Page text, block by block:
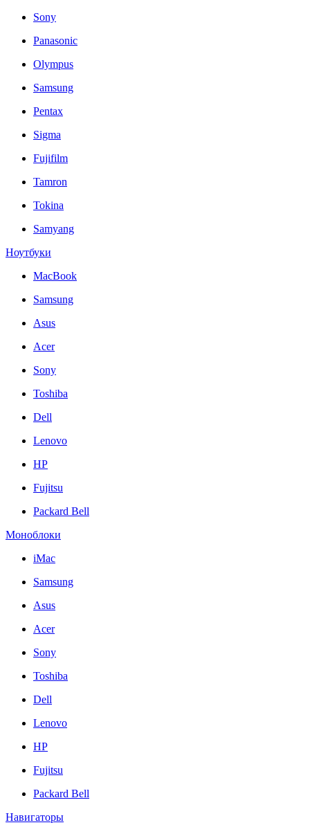
Sony
Panasonic
Olympus
Samsung
Pentax
Sigma
Fujifilm
Tamron
Tokina
Samyang
Ноутбуки
MacBook
Samsung
Asus
Acer
Sony
Toshiba
Dell
Lenovo
HP
Fujitsu
Packard Bell
Моноблоки
iMac
Samsung
Asus
Acer
Sony
Toshiba
Dell
Lenovo
HP
Fujitsu
Packard Bell
Навигаторы